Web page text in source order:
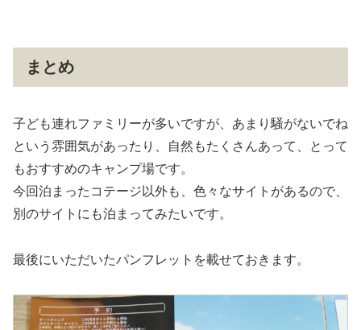
まとめ
子ども連れファミリーが多いですが、あまり騒がないでね
という雰囲気があったり、自然もたくさんあって、とって
もおすすめのキャンプ場です。
今回泊まったコテージ以外も、色々なサイトがあるので、
別のサイトにも泊まってみたいです。
最後にいただいたパンフレットを載せておきます。